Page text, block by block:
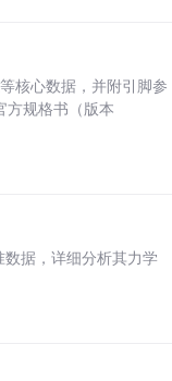
核心数据，并附引脚参
方规格书（版本
数据，详细分析其力学